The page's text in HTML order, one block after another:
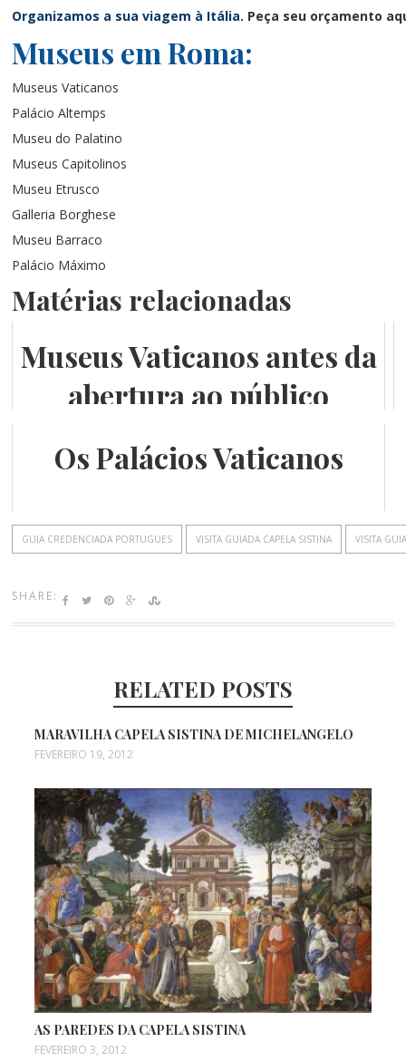
Organizamos a sua viagem à Itália. Peça seu orçamento
Museus em Roma:
Museus Vaticanos
Palácio Altemps
Museu do Palatino
Museus Capitolinos
Museu Etrusco
Galleria Borghese
Museu Barraco
Palácio Máximo
Matérias relacionadas
Museus Vaticanos antes da
abertura ao público
Os Palácios Vaticanos
GUIA CREDENCIADA PORTUGUES VISITA GUIADA CAPELA SISTINA VISITA
SHARE:
RELATED POSTS
MARAVILHA CAPELA SISTINA DE MICHELANGELO
FEVEREIRO 19, 2012
AS PAREDES DA CAPELA SISTINA
FEVEREIRO 3, 2012